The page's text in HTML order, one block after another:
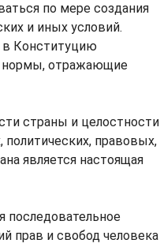
по мере создания
и иных условий.
в Конституцию
нормы, отражающие
страны и целостности
правовых,
является настоящая
последовательное
прав и свобод человека